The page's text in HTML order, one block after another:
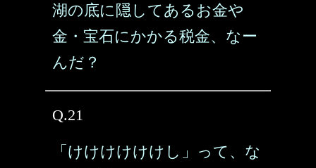
湖の底に隠してあるお金や
金・宝石にかかる税金、なー
んだ？
Q.21
「けけけけけけし」って、な